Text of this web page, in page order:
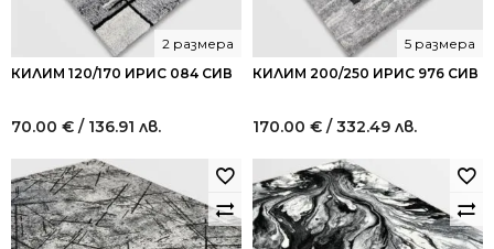
КИЛИМ 120/170 ИРИС 084 СИВ
2 размера
70.00 € / 136.91 лв.
КИЛИМ 200/250 ИРИС 976 СИВ
5 размера
170.00 € / 332.49 лв.